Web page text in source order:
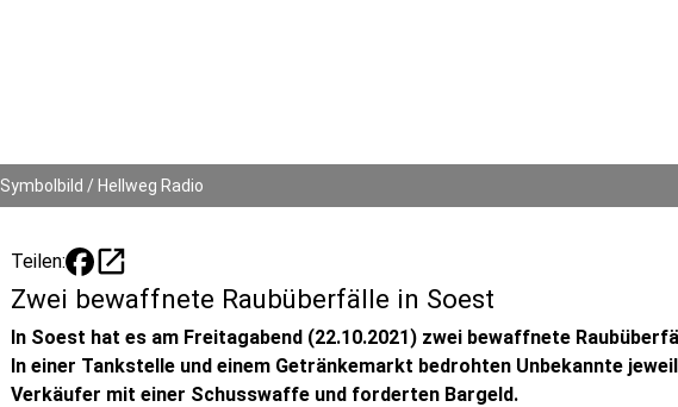
Symbolbild / Hellweg Radio
Teilen: open_in_new
Zwei bewaffnete Raubüberfälle in Soest
In Soest hat es am Freitagabend (22.10.2021) zwei bewaffnete
In einer Tankstelle und einem Getränkemarkt bedrohten Unbekannte
Verkäufer mit einer Schusswaffe und forderten Bargeld.